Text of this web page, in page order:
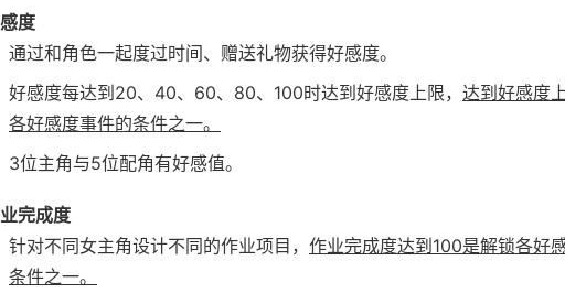
度
通过和角色一起度过时间、赠送礼物获得好感度。
好感度每达到20、40、60、80、100时达到好感度上限， 达到好感度
各好感度事件的条件之一。
3位主角与5位配角有好感值。
完成度
针对不同女主角设计不同的作业项目， 作业完成度达到100是解锁各好
条件之一。